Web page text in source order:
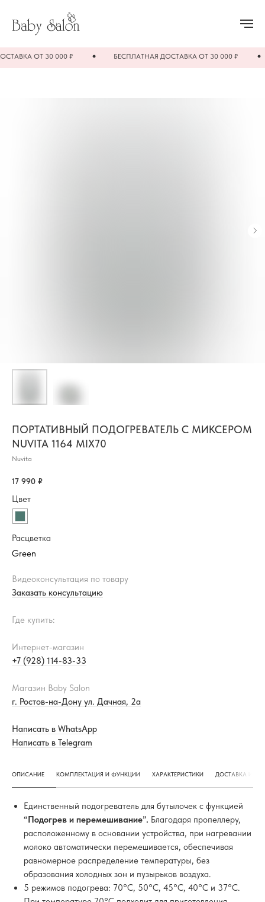
ОТ 30 000 ₽ БЕСПЛАТНАЯ ДОСТАВКА ОТ 30 000 ₽
ПОРТАТИВНЫЙ ПОДОГРЕВАТЕЛЬ С МИКСЕРОМ
NUVITA 1164 MIX70
Nuvita
17 990 ₽
Цвет
Расцветка
Видеоконсультация по товару
Заказать консультацию
Где купить:
Интернет-магазин
+7 (928) 114-83-33
Магазин Baby Salon
г. Ростов-на-Дону ул. Дачная, 2а
Написать в WhatsApp
Написать в Telegram
ОПИСАНИЕ КОМПЛЕКТАЦИЯ И ФУНКЦИИ ХАРАКТЕРИСТИКИ ДОСТАВКА И
Единственный подогреватель для бутылочек с функцией
“Подогрев и перемешивание”. Благодаря пропеллеру,
расположенному в основании устройства, при нагревании
молоко автоматически перемешивается, обеспечивая
равномерное распределение температуры, без
образования холодных зон и пузырьков воздуха.
5 режимов подогрева: 70°C, 50°C, 45°C, 40°C и 37°C.